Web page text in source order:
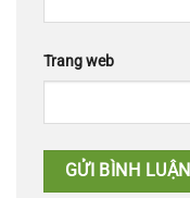
Trang web